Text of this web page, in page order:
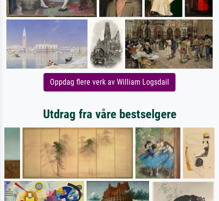
Oppdag flere verk av William Logsdail
Utdrag fra våre bestselgere